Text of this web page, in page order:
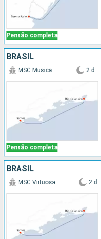
Pensão completa
BRASIL
Pensão completa
MSC Musica 2 d
BRASIL
MSC Virtuosa 2 d